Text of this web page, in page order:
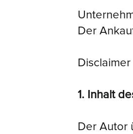
Der
Disclaimer
1. Inhalt
Der Autor